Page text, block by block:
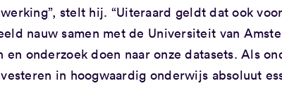
stelt hij. “Uiteraard geldt dat ook
nauw samen met de Universiteit van
onderzoek doen naar onze datasets. Als
in hoogwaardig onderwijs absoluut